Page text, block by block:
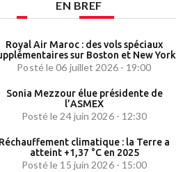
EN BREF
Royal Air Maroc : des vols spéciaux
sur Boston et New York
Posté le 06 juillet 2026 - 19:00
Sonia Mezzour élue présidente de
l’ASMEX
Posté le 24 juin 2026 - 12:30
climatique : la Terre a
atteint +1,37 °C en 2025
Posté le 15 juin 2026 - 15:00